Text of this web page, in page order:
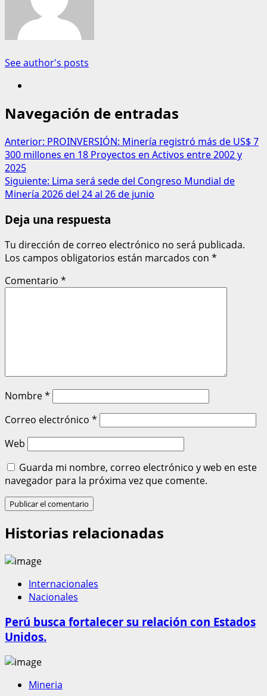
See author's posts
Navegación de entradas
Anterior: PROINVERSIÓN: Minería registró más de US$ 7
300 millones en 18 Proyectos en Activos entre 2002 y
2025
Siguiente: Lima será sede del Congreso Mundial de
Minería 2026 del 24 al 26 de junio
Deja una respuesta
Tu dirección de correo electrónico no será publicada.
Los campos obligatorios están marcados con *
Comentario *
Nombre*
Correo electrónico *
Web
Guarda mi nombre, correo electrónico y web en este
navegador para la próxima vez que comente.
Historias relacionadas
Internacionales
Nacionales
Perú busca fortalecer su relación con Estados
Unidos.
Mineria